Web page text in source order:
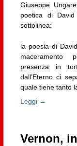
Giuseppe
poetica di
sottolinea:
la poesia di
maceramento
presenza in
dall’Eterno ci
quale tiene tanto
Leggi →
Vernon,